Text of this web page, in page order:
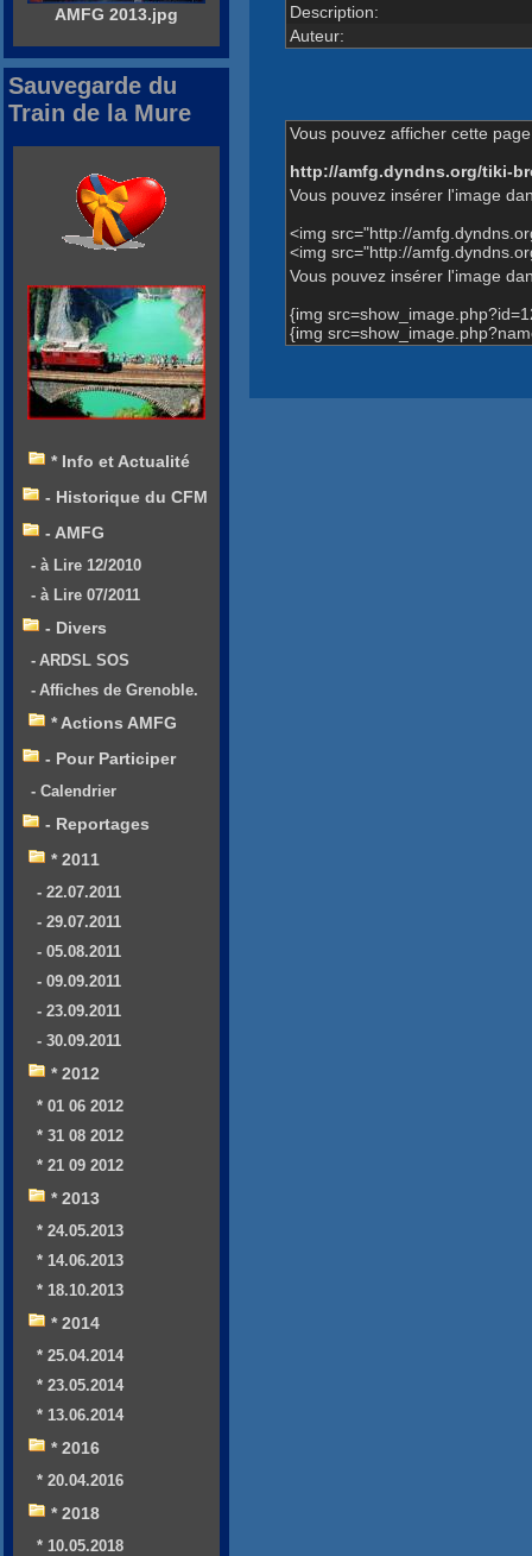
Description:
Auteur:
Vous pouvez afficher cette
http://amfg.dyndns.org/tiki-
Vous pouvez insérer l'image
<img src="http://
<img src="http://
Vous pouvez insérer l'image
{img
{img
AMFG 2013.jpg
Sauvegarde du
Train de la Mure
* Info et Actualité
- Historique du CFM
- AMFG
- à Lire 12/2010
- à Lire 07/2011
- Divers
- ARDSL SOS
- Affiches de Grenoble.
* Actions AMFG
- Pour Participer
- Calendrier
- Reportages
* 2011
- 22.07.2011
- 29.07.2011
- 05.08.2011
- 09.09.2011
- 23.09.2011
- 30.09.2011
* 2012
* 01 06 2012
* 31 08 2012
* 21 09 2012
* 2013
* 24.05.2013
* 14.06.2013
* 18.10.2013
* 2014
* 25.04.2014
* 23.05.2014
* 13.06.2014
* 2016
* 20.04.2016
* 2018
* 10.05.2018